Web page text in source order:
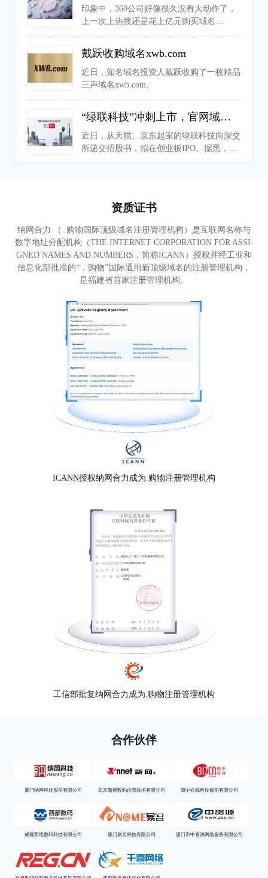
印象中，360公司好像很久没有大动作了，
上一次上热搜还是花上亿元购买域名
司推出了一款元宇宙产品“N世界”。据介
绍，“N世界”是新一代的兴趣元宇宙，主要
由一个个“兴趣世界”构成，在这个平台中人
人都可以创建自己的世界。
戴跃收购域名xwb.com
近日，知名域名投资人戴跃收购了一枚精品
三声域名xwb.com。
“绿联科技”冲刺上市，官网域名后缀为何不用“.com”
近日，从天猫、京东起家的绿联科技向深交
所递交招股书，拟在创业板IPO。据悉，绿
资质证书
纳网合力 （ .购物国际顶级域名注册管理机构）是互联网名称与
数字地址分配机构（THE INTERNET CORPORATION FOR ASSI-
GNED NAMES AND NUMBERS，简称ICANN）授权并经工业和
信息化部批准的“．购物”国际通用新顶级域名的注册管理机构，
是福建省首家注册管理机构。
ICANN授权纳网合力成为.购物注册管理机构
工信部批复纳网合力成为.购物注册管理机构
合作伙伴
厦门纳网科技股份有限公司 北京新网数码信息技术有限公司 商中在线科技股份有限公司
成都西维数码科技有限公司 厦门易名科技有限公司 厦门市中资源网络服务有限公司